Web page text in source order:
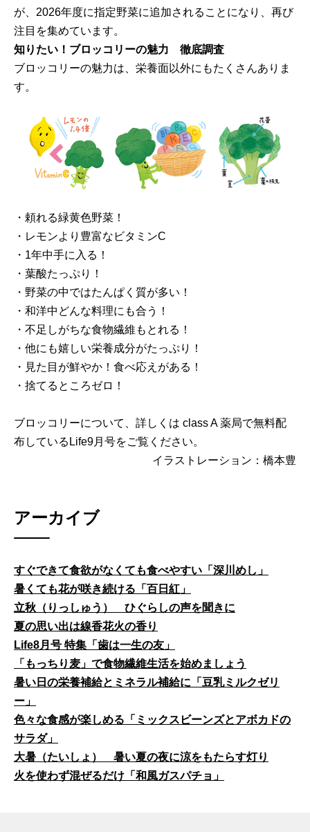
が、2026年度に指定野菜に追加されることになり、再び
注目を集めています。
知りたい！ブロッコリーの魅力 徹底調査
ブロッコリーの魅力は、栄養面以外にもたくさんありま
す。
・頼れる緑黄色野菜！
・レモンより豊富なビタミンC
・1年中手に入る！
・葉酸たっぷり！
・野菜の中ではたんぱく質が多い！
・和洋中どんな料理にも合う！
・不足しがちな食物繊維もとれる！
・他にも嬉しい栄養成分がたっぷり！
・見た目が鮮やか！食べ応えがある！
・捨てるところゼロ！
ブロッコリーについて、詳しくは class A 薬局で無料配
布しているLife9月号をご覧ください。
イラストレーション：橋本豊
アーカイブ
すぐできて食欲がなくても食べやすい「深川めし」
暑くても花が咲き続ける「百日紅」
立秋（りっしゅう） ひぐらしの声を聞きに
夏の思い出は線香花火の香り
Life8月号 特集「歯は一生の友」
「もっちり麦」で食物繊維生活を始めましょう
暑い日の栄養補給とミネラル補給に「豆乳ミルクゼリ
ー」
色々な食感が楽しめる「ミックスビーンズとアボカドの
サラダ」
大暑（たいしょ） 暑い夏の夜に涼をもたらす灯り
火を使わず混ぜるだけ「和風ガスパチョ」